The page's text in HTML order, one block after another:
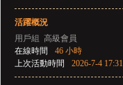
活躍概況
用戶組 高級會員
在線時間
46 小時
上次活動時間
2026-7-4 17:31